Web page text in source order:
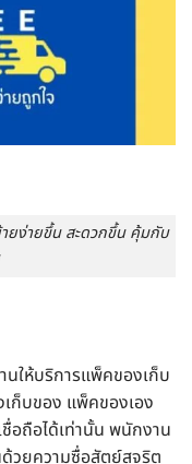
ยง่ายขึ้น สะดวกขึ้น คุ้มกับ
ให้บริการแพ็คของเก็บ
ก็บของ แพ็คของเอง
อถือได้เท่านั้น พนักงาน
วยความซื่อสัตย์สุจริต